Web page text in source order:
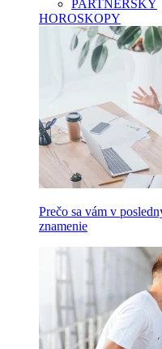
PARTNERSKÝ
HOROSKOPY
Prečo sa vám v
znamenie